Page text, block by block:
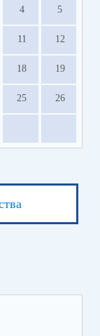
4 5
11 12
18 19
25 26